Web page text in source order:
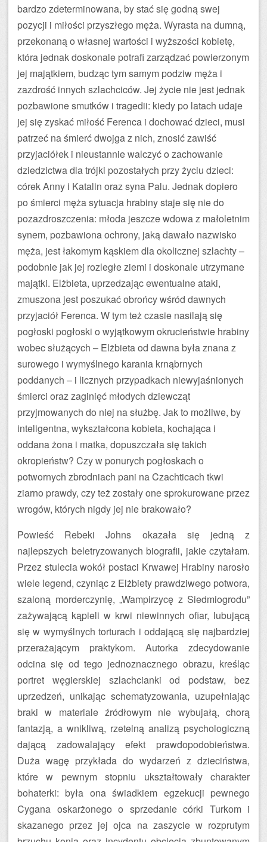
bardzo zdeterminowana, by stać się godną swej
pozycji i miłości przyszłego męża. Wyrasta na dumną,
przekonaną o własnej wartości i wyższości kobietę,
która jednak doskonale potrafi zarządzać powierzonym
jej majątkiem, budząc tym samym podziw męża i
zazdrość innych szlachciców. Jej życie nie jest jednak
pozbawione smutków i tragedii: kiedy po latach udaje
jej się zyskać miłość Ferenca i dochować dzieci, musi
patrzeć na śmierć dwojga z nich, znosić zawiść
przyjaciółek i nieustannie walczyć o zachowanie
dziedzictwa dla trójki pozostałych przy życiu dzieci:
córek Anny i Katalin oraz syna Palu. Jednak dopiero
po śmierci męża sytuacja hrabiny staje się nie do
pozazdroszczenia: młoda jeszcze wdowa z małoletnim
synem, pozbawiona ochrony, jaką dawało nazwisko
męża, jest łakomym kąskiem dla okolicznej szlachty –
podobnie jak jej rozległe ziemi i doskonale utrzymane
majątki. Elżbieta, uprzedzając ewentualne ataki,
zmuszona jest poszukać obrońcy wśród dawnych
przyjaciół Ferenca. W tym też czasie nasilają się
pogłoski pogłoski o wyjątkowym okrucieństwie hrabiny
wobec służących – Elżbieta od dawna była znana z
surowego i wymyślnego karania krnąbrnych
poddanych – i licznych przypadkach niewyjaśnionych
śmierci oraz zaginięć młodych dziewcząt
przyjmowanych do niej na służbę. Jak to możliwe, by
inteligentna, wykształcona kobieta, kochająca i
oddana żona i matka, dopuszczała się takich
okropieństw? Czy w ponurych pogłoskach o
potwornych zbrodniach pani na Czachticach tkwi
ziarno prawdy, czy też zostały one sprokurowane przez
wrogów, których nigdy jej nie brakowało?
Powieść Rebeki Johns okazała się jedną z
najlepszych beletryzowanych biografii, jakie czytałam.
Przez stulecia wokół postaci Krwawej Hrabiny narosło
wiele legend, czyniąc z Elżbiety prawdziwego potwora,
szaloną morderczynię, „Wampirzycę z Siedmiogrodu”
zażywającą kąpieli w krwi niewinnych ofiar, lubującą
się w wymyślnych torturach i oddającą się najbardziej
przerażającym praktykom. Autorka zdecydowanie
odcina się od tego jednoznacznego obrazu, kreśląc
portret węgierskiej szlachcianki od podstaw, bez
uprzedzeń, unikając schematyzowania, uzupełniając
braki w materiale źródłowym nie wybujałą, chorą
fantazją, a wnikliwą, rzetelną analizą psychologiczną
dającą zadowalający efekt prawdopodobieństwa.
Duża wagę przykłada do wydarzeń z dzieciństwa,
które w pewnym stopniu ukształtowały charakter
bohaterki: była ona świadkiem egzekucji pewnego
Cygana oskarżonego o sprzedanie córki Turkom i
skazanego przez jej ojca na zaszycie w rozprutym